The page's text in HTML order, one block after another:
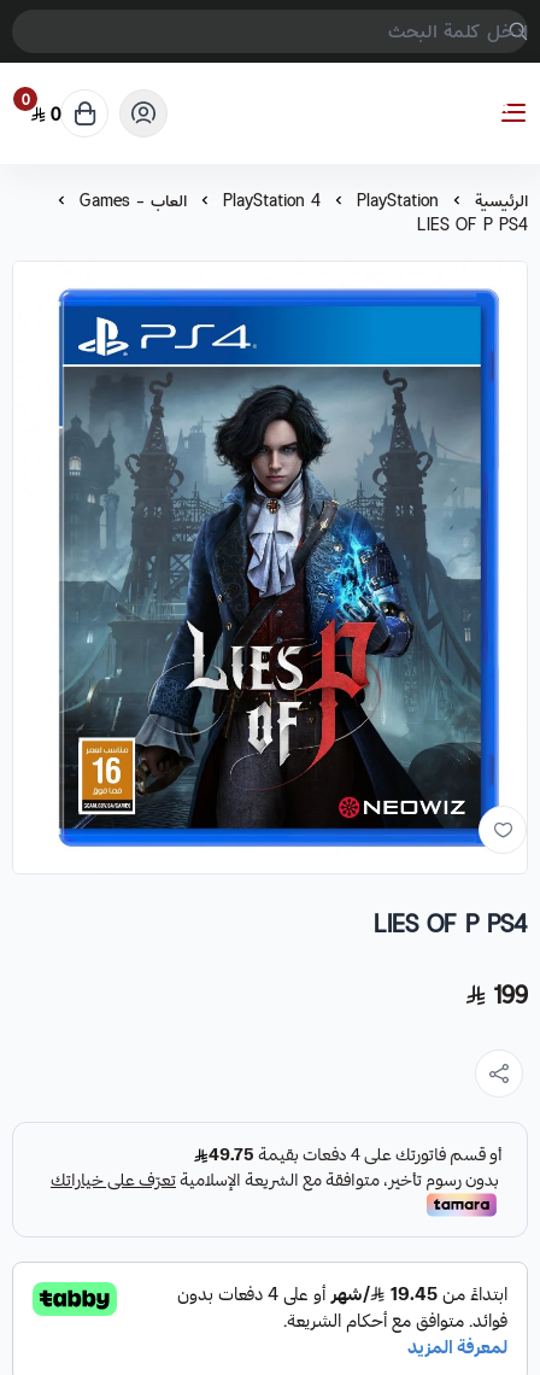
COMPTER GAMES
0 0
الرئيسية PlayStation
PlayStation 4 العاب - Games
LIES OF P PS4
LIES OF P PS4
199